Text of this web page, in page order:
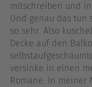
mitschreiben und
Und genau das tun
so sehr. Also
Decke auf den
versinke in einen
Romane. In